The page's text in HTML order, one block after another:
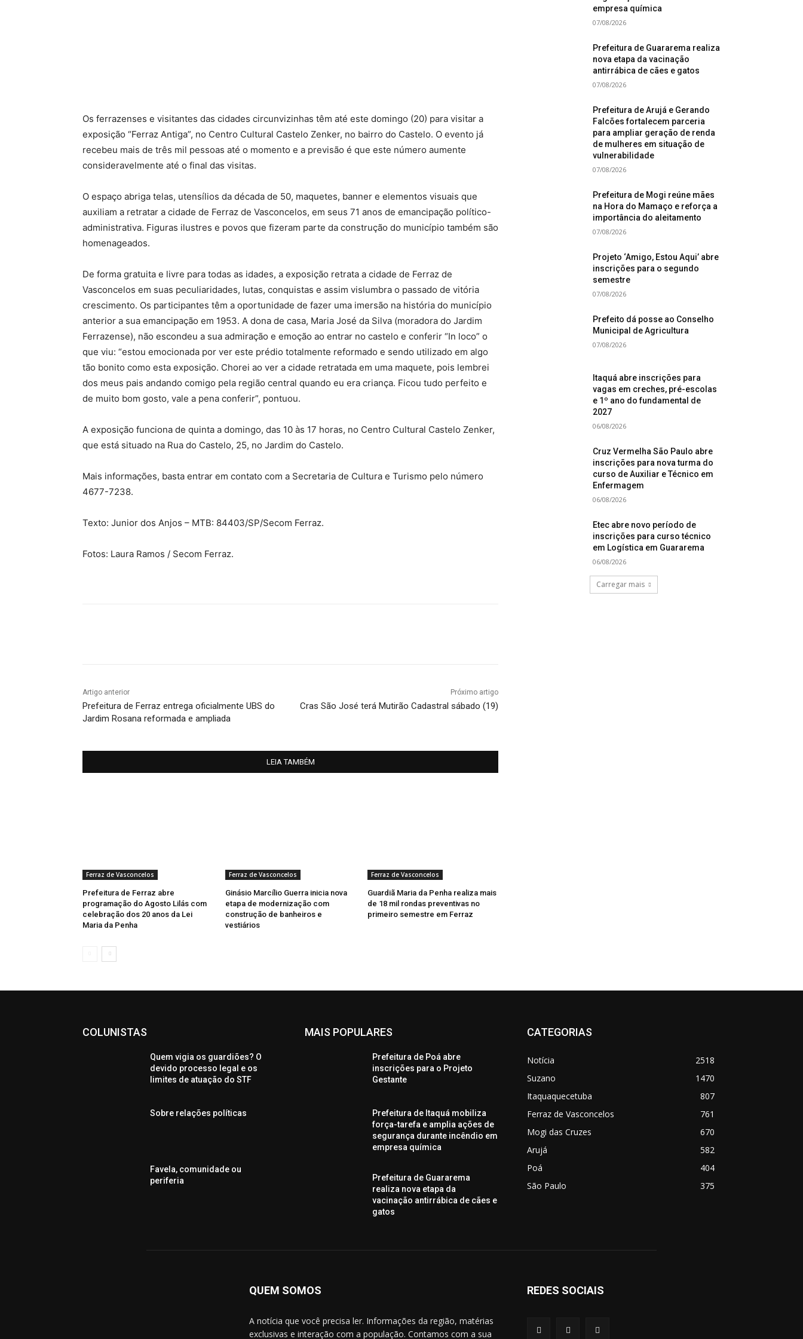
Os ferrazenses e visitantes das cidades circunvizinhas têm até este domingo (20) para visitar a
exposição “Ferraz Antiga”, no Centro Cultural Castelo Zenker, no bairro do Castelo. O evento já
recebeu mais de três mil pessoas até o momento e a previsão é que este número aumente
consideravelmente até o final das visitas.
O espaço abriga telas, utensílios da década de 50, maquetes, banner e elementos visuais que
auxiliam a retratar a cidade de Ferraz de Vasconcelos, em seus 71 anos de emancipação político-
administrativa. Figuras ilustres e povos que fizeram parte da construção do município também são
homenageados.
De forma gratuita e livre para todas as idades, a exposição retrata a cidade de Ferraz de
Vasconcelos em suas peculiaridades, lutas, conquistas e assim vislumbra o passado de vitória
crescimento. Os participantes têm a oportunidade de fazer uma imersão na história do município
anterior a sua emancipação em 1953. A dona de casa, Maria José da Silva (moradora do Jardim
Ferrazense), não escondeu a sua admiração e emoção ao entrar no castelo e conferir “In loco” o
que viu: “estou emocionada por ver este prédio totalmente reformado e sendo utilizado em algo
tão bonito como esta exposição. Chorei ao ver a cidade retratada em uma maquete, pois lembrei
dos meus pais andando comigo pela região central quando eu era criança. Ficou tudo perfeito e
de muito bom gosto, vale a pena conferir”, pontuou.
A exposição funciona de quinta a domingo, das 10 às 17 horas, no Centro Cultural Castelo Zenker,
que está situado na Rua do Castelo, 25, no Jardim do Castelo.
Mais informações, basta entrar em contato com a Secretaria de Cultura e Turismo pelo número
4677-7238.
Texto: Junior dos Anjos – MTB: 84403/SP/Secom Ferraz.
Fotos: Laura Ramos / Secom Ferraz.
Artigo anterior
Prefeitura de Ferraz entrega oficialmente UBS do
Jardim Rosana reformada e ampliada
Próximo artigo
Cras São José terá Mutirão Cadastral sábado (19)
LEIA TAMBÉM
Ferraz de Vasconcelos
Prefeitura de Ferraz abre
programação do Agosto Lilás com
celebração dos 20 anos da Lei
Maria da Penha
Ferraz de Vasconcelos
Ginásio Marcílio Guerra inicia nova
etapa de modernização com
construção de banheiros e
vestiários
Ferraz de Vasconcelos
Guardiã Maria da Penha realiza mais
de 18 mil rondas preventivas no
primeiro semestre em Ferraz
empresa química
07/08/2026
Prefeitura de Guararema realiza
nova etapa da vacinação
antirrábica de cães e gatos
07/08/2026
Prefeitura de Arujá e Gerando
Falcões fortalecem parceria
para ampliar geração de renda
de mulheres em situação de
vulnerabilidade
07/08/2026
Prefeitura de Mogi reúne mães
na Hora do Mamaço e reforça a
importância do aleitamento
07/08/2026
Projeto ‘Amigo, Estou Aqui’ abre
inscrições para o segundo
semestre
07/08/2026
Prefeito dá posse ao Conselho
Municipal de Agricultura
07/08/2026
Itaquá abre inscrições para
vagas em creches, pré-escolas
e 1º ano do fundamental de
2027
06/08/2026
Cruz Vermelha São Paulo abre
inscrições para nova turma do
curso de Auxiliar e Técnico em
Enfermagem
06/08/2026
Etec abre novo período de
inscrições para curso técnico
em Logística em Guararema
06/08/2026
Carregar mais
COLUNISTAS
Quem vigia os guardiões? O
devido processo legal e os
limites de atuação do STF
Sobre relações políticas
Favela, comunidade ou
periferia
MAIS POPULARES
Prefeitura de Poá abre
inscrições para o Projeto
Gestante
Prefeitura de Itaquá mobiliza
força-tarefa e amplia ações de
segurança durante incêndio em
empresa química
Prefeitura de Guararema
realiza nova etapa da
vacinação antirrábica de cães e
gatos
CATEGORIAS
Notícia
2518
Suzano
1470
Itaquaquecetuba
807
Ferraz de Vasconcelos
761
Mogi das Cruzes
670
Arujá
582
Poá
404
São Paulo
375
QUEM SOMOS
A notícia que você precisa ler. Informações da região, matérias
exclusivas e interação com a população. Contamos com a sua
REDES SOCIAIS